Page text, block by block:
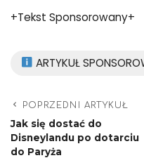
+Tekst Sponsorowany+
ARTYKUŁ
POPRZEDNI ARTYKUŁ
Jak się dostać do
Disneylandu po dotarciu
do Paryża